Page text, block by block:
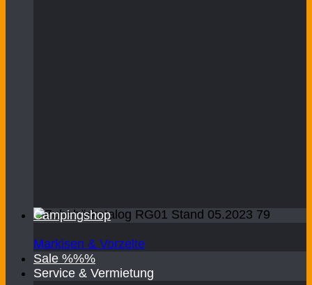
Campingshop
Markisen & Vorzelte
Sale %%%
Service & Vermietung